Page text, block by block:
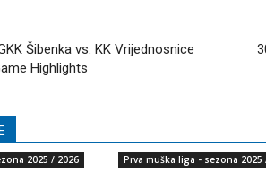
Šibenka vs. KK Vrijednosnice
Highlights
2025 / 2026 Prva muška liga - sezona 2025